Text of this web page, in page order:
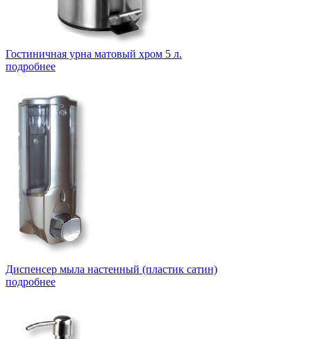
Гостиничная урна матовый хром 5 л.
подробнее
Диспенсер мыла настенный (пластик сатин)
подробнее